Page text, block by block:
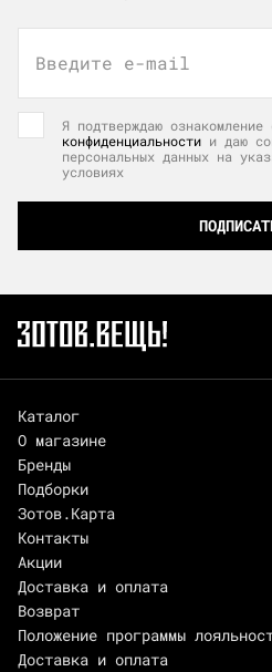
Введите e-mail
Я подтверждаю ознакомление
конфиденциальности и даю
персональных данных на
условиях
Каталог
О магазине
Бренды
Подборки
Зотов.Карта
Контакты
Акции
Доставка и оплата
Возврат
Положение программы
Доставка и оплата